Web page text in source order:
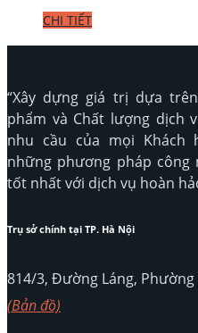
CHI TIẾT
“Xây dựng giá trị dựa
phẩm và Chất lượng dịch
nhu cầu của mọi Khách
những phương pháp
tốt nhất với dịch vụ hoàn
Trụ sở chính tại TP. Hà Nội
814/3, Đường Láng, Phường
(Bản đồ)